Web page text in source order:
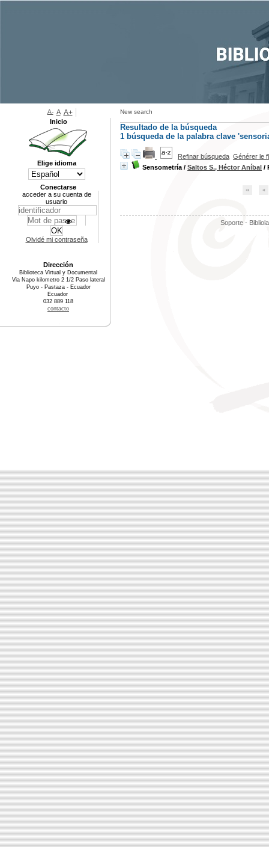
New search
Resultado de la búsqueda
1 búsqueda de la palabra clave
Refinar búsqueda Générer le
Sensometría / Saltos S., Héctor Aníbal /
Soporte -
A- A A+
Inicio
Elige idioma
Conectarse
acceder a su cuenta de
usuario
Olvidé mi contraseña
Dirección
Biblioteca Virtual y Documental
Via Napo kilometro 2 1/2 Paso lateral
Puyo - Pastaza - Ecuador
Ecuador
032 889 118
contacto